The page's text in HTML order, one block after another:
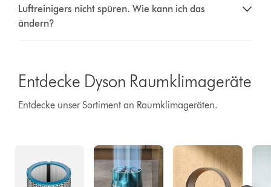
Luftreinigers nicht spüren. Wie kann ich das
ändern?
Entdecke Dyson Raumklimageräte
Entdecke unser Sortiment an Raumklimageräten.